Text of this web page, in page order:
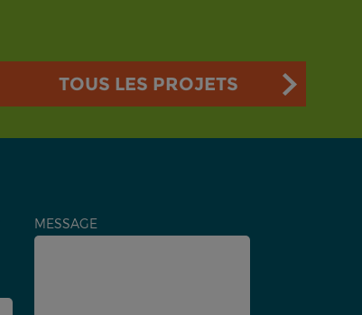
TOUS LES PROJETS
MESSAGE